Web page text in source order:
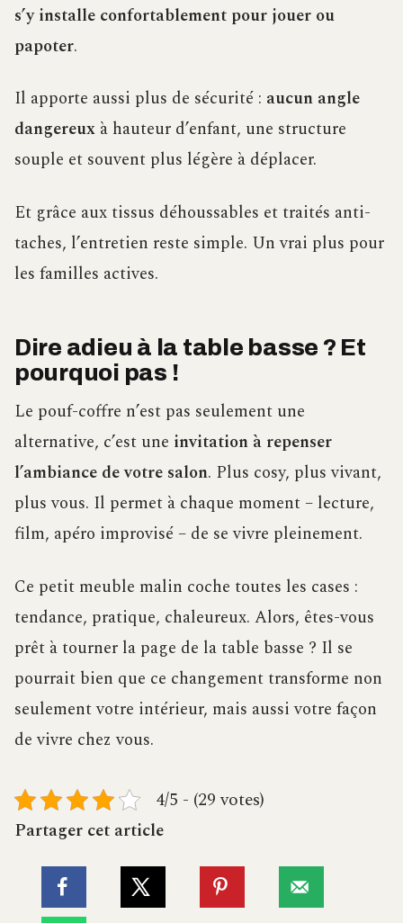
s’y installe confortablement pour jouer ou
papoter.
Il apporte aussi plus de sécurité : aucun angle
dangereux à hauteur d’enfant, une structure
souple et souvent plus légère à déplacer.
Et grâce aux tissus déhoussables et traités anti-
taches, l’entretien reste simple. Un vrai plus pour
les familles actives.
Dire adieu à la table basse ? Et
pourquoi pas !
Le pouf-coffre n’est pas seulement une
alternative, c’est une invitation à repenser
l’ambiance de votre salon. Plus cosy, plus vivant,
plus vous. Il permet à chaque moment – lecture,
film, apéro improvisé – de se vivre pleinement.
Ce petit meuble malin coche toutes les cases :
tendance, pratique, chaleureux. Alors, êtes-vous
prêt à tourner la page de la table basse ? Il se
pourrait bien que ce changement transforme non
seulement votre intérieur, mais aussi votre façon
de vivre chez vous.
4/5 - (29 votes)
Partager cet article